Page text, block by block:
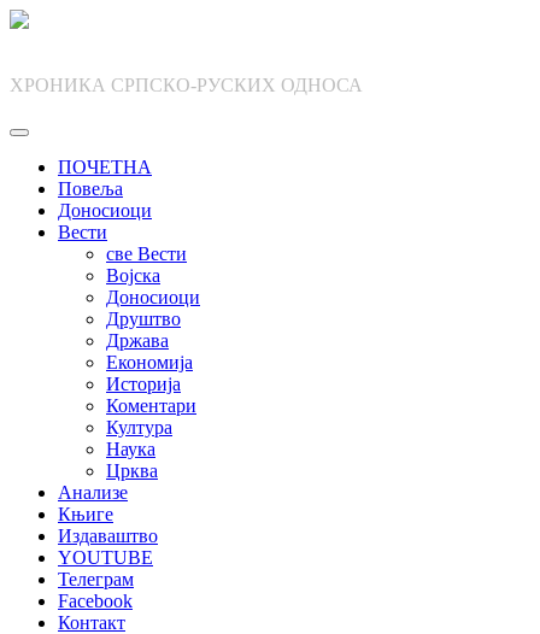
Skip
ХРОНИКА СРПСКО-РУСКИХ ОДНОСА
ПОЧЕТНА
Повеља
Доносиоци
Вести
све Вести
Војска
Доносиоци
Друштво
Држава
Економија
Историја
Коментари
Култура
Наука
Црква
Анализе
Књиге
Издаваштво
YOUTUBE
Телеграм
Facebook
Контакт